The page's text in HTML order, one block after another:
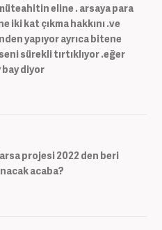
eline . arsaya para
iki kat çıkma hakkını .ve
yapıyor ayrıca bitene
sürekli tırtıklıyor .eğer
bay diyor
projesi 2022 den beri
acaba?